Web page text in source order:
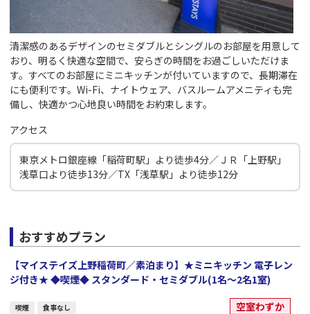
清潔感のあるデザインのセミダブルとシングルのお部屋を用意して
おり、明るく快適な空間で、安らぎの時間をお過ごしいただけま
す。すべてのお部屋にミニキッチンが付いていますので、長期滞在
にも便利です。Wi-Fi、ナイトウェア、バスルームアメニティも完
備し、快適かつ心地良い時間をお約束します。
アクセス
東京メトロ銀座線「稲荷町駅」より徒歩4分／ＪＲ「上野駅」
浅草口より徒歩13分／TX「浅草駅」より徒歩12分
おすすめプラン
【マイステイズ上野稲荷町／素泊まり】★ミニキッチン 電子レン
ジ付き★ ◆喫煙◆ スタンダード・セミダブル(1名～2名1室)
喫煙 食事なし 空室わずか